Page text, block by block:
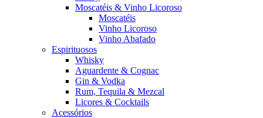
Moscatéis & Vinho Licoroso
Moscatéis
Vinho Licoroso
Vinho Abafado
Espirituosos
Whisky
Aguardente & Cognac
Gin & Vodka
Rum, Tequila & Mezcal
Licores & Cocktails
Acessórios